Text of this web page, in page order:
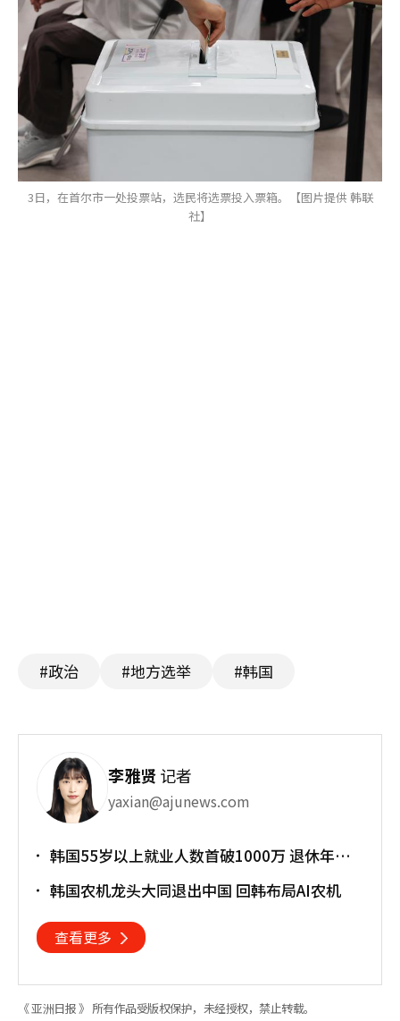
3日，在首尔市一处投票站，选民将选票投入票箱。【图片提供 韩联
社】
#政治 #地方选举 #韩国
李雅贤记者
yaxian@ajunews.com
韩国55岁以上就业人数首破1000万 退休年龄
韩国农机龙头大同退出中国 回韩布局AI农机
查看更多
《 亚洲日报 》 所有作品受版权保护，未经授权，禁止转载。